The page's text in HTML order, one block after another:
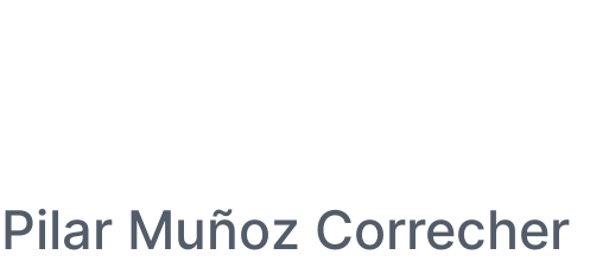
Pilar Muñoz Correcher